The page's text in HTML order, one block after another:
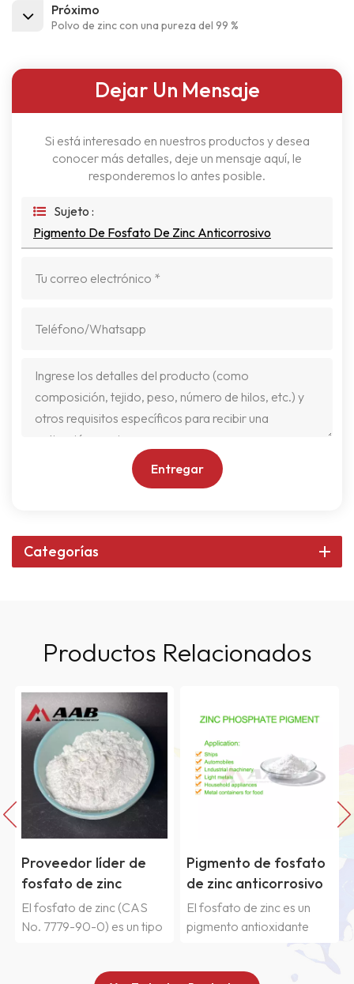
Próximo
Polvo de zinc con una pureza del 99 %
Dejar Un Mensaje
Si está interesado en nuestros productos y desea
conocer más detalles, deje un mensaje aquí, le
responderemos lo antes posible.
Sujeto :
Pigmento De Fosfato De Zinc Anticorrosivo
Entregar
Categorías
Productos Relacionados
de
(CAS
un tipo
Pigmento de fosfato
de zinc anticorrosivo
El fosfato de zinc es un
pigmento antioxidante
Polvo de zinc
pureza del 99 %
El polvo de zinc
fuerte propiedad
reductora, liberando